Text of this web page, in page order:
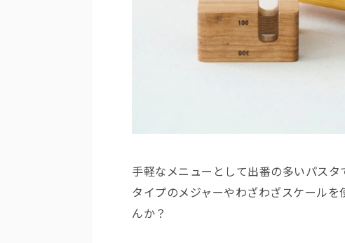
手軽なメニューとして出番の多いパス
タイプのメジャーやわざわざスケール
んか？